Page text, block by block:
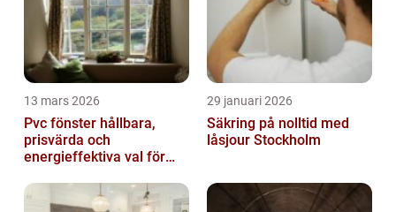
13 mars 2026
Pvc fönster hållbara,
prisvärda och
energieffektiva val för
29 januari 2026
Säkring på nolltid med
låsjour Stockholm